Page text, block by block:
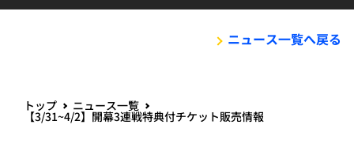
ニュース一覧へ戻る
トップ ニュース一覧
【3/31~4/2】開幕3連戦特典付チケット販売情報